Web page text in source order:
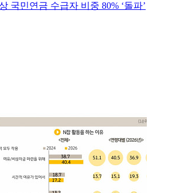
국민연금 수급자 비중 80% ‘돌파’